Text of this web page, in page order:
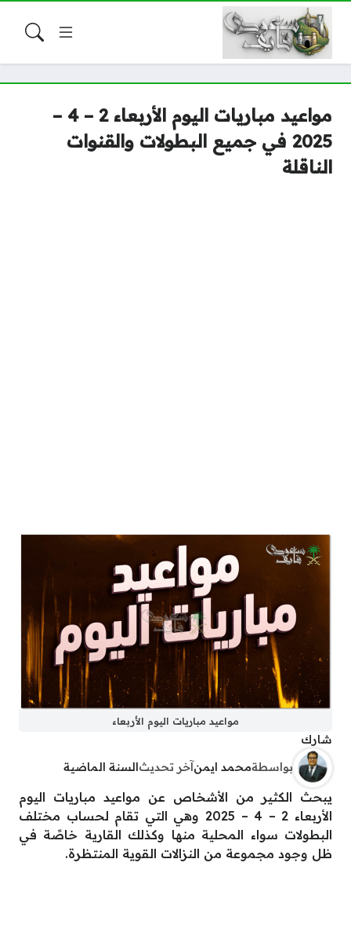
مواعيد مباريات اليوم الأربعاء 2 – 4 –
2025 في جميع البطولات والقنوات
الناقلة
مواعيد مباريات اليوم الأربعاء
شارك
بواسطةمحمد ايمنآخر تحديثالسنة الماضية
يبحث الكثير من الأشخاص عن مواعيد مباريات اليوم
الأربعاء 2 – 4 – 2025 وهي التي تقام لحساب مختلف
البطولات سواء المحلية منها وكذلك القارية خاصًة في
ظل وجود مجموعة من النزالات القوية المنتظرة.